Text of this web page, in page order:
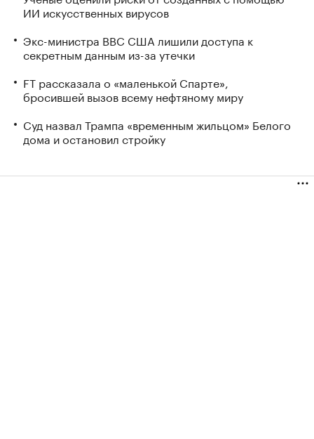
ИИ искусственных вирусов
Экс-министра ВВС США лишили доступа к
секретным данным из-за утечки
FT рассказала о «маленькой Спарте»,
бросившей вызов всему нефтяному миру
Суд назвал Трампа «временным жильцом» Белого
дома и остановил стройку